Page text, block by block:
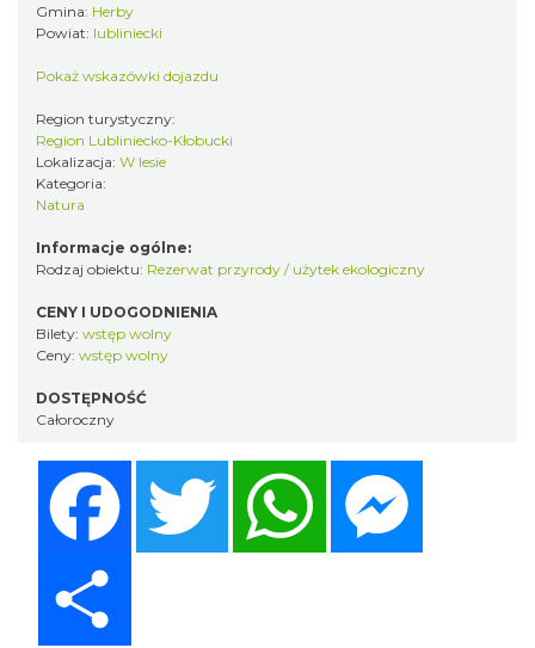
Gmina: Herby
Powiat: lubliniecki
Pokaż wskazówki dojazdu
Region turystyczny:
Region Lubliniecko-Kłobucki
Lokalizacja: W lesie
Kategoria:
Natura
Informacje ogólne:
Rodzaj obiektu: Rezerwat przyrody / użytek ekologiczny
CENY I UDOGODNIENIA
Bilety: wstęp wolny
Ceny: wstęp wolny
DOSTĘPNOŚĆ
Całoroczny
Twitter WhatsApp